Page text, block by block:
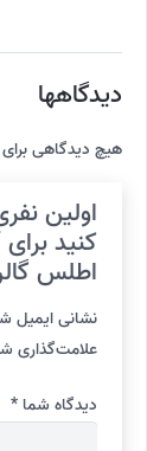
دیدگاهها
هیچ دیدگاهی
اولین
اطلس گالن
نشانی ایمیل
علامت‌گذاری
دیدگاه شما *